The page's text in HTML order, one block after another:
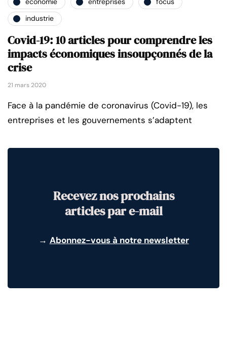
industrie
Covid-19: 10 articles pour comprendre les
impacts économiques insoupçonnés de la
crise
21 mars 2020
Face à la pandémie de coronavirus (Covid-19), les
entreprises et les gouvernements s’adaptent
Recevez nos prochains
articles par e-mail
→ Abonnez-vous à notre newsletter